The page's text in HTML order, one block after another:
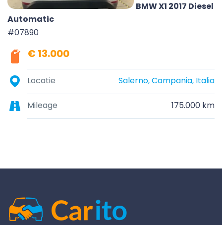
BMW X1 2017 Diesel
Automatic
#07890
€ 13.000
Locatie Salerno, Campania, Italia
Mileage 175.000 km